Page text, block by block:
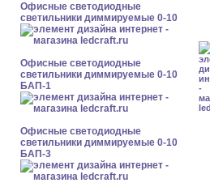
Офисные светодиодные
светильники диммируемые 0-10
Офисные светодиодные
светильники диммируемые 0-10
БАП-1
Офисные светодиодные
светильники диммируемые 0-10
БАП-3